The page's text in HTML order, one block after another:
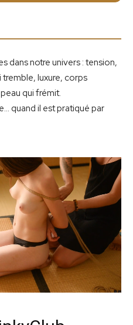
dans notre univers : tension,
luxure, corps
qui frémit.
quand il est pratiqué par